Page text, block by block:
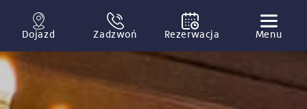
Dojazd Zadzwoń Rezerwacja Menu